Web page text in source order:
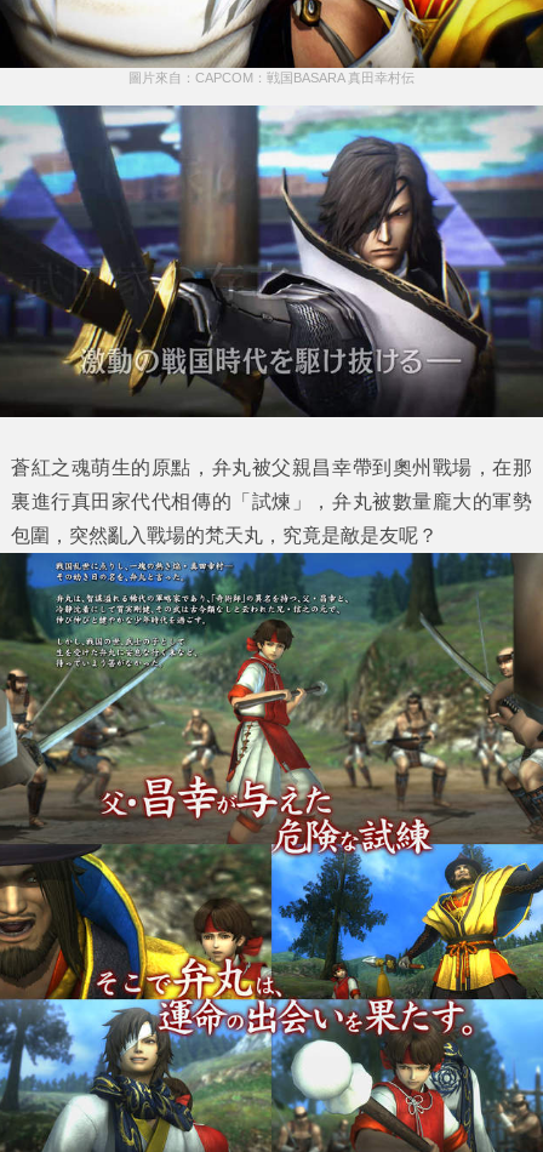
圖片來自：CAPCOM：戦国BASARA 真田幸村伝
蒼紅之魂萌生的原點，弁丸被父親昌幸帶到奧州戰場，在那
裏進行真田家代代相傳的「試煉」，弁丸被數量龐大的軍勢
包圍，突然亂入戰場的梵天丸，究竟是敵是友呢？